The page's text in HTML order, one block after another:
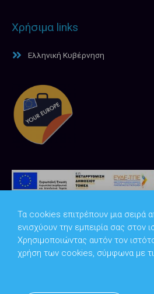
Χρήσιμα links
Ελληνική Κυβέρνηση
Τα cookies επιτρέπουν μια σειρά
ενισχύουν την εμπειρία σας στον
Χρησιμοποιώντας αυτόν τον
χρήση των cookies, σύμφωνα με